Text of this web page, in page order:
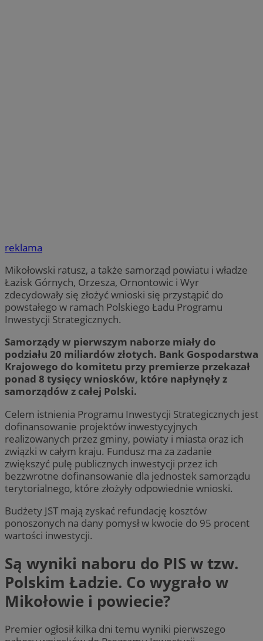
reklama
Mikołowski ratusz, a także samorząd powiatu i władze
Łazisk Górnych, Orzesza, Ornontowic i Wyr
zdecydowały się złożyć wnioski się przystąpić do
powstałego w ramach Polskiego Ładu Programu
Inwestycji Strategicznych.
Samorządy w pierwszym naborze miały do
podziału 20 miliardów złotych. Bank Gospodarstwa
Krajowego do komitetu przy premierze przekazał
ponad 8 tysięcy wniosków, które napłynęły z
samorządów z całej Polski.
Celem istnienia Programu Inwestycji Strategicznych jest
dofinansowanie projektów inwestycyjnych
realizowanych przez gminy, powiaty i miasta oraz ich
związki w całym kraju. Fundusz ma za zadanie
zwiększyć pulę publicznych inwestycji przez ich
bezzwrotne dofinansowanie dla jednostek samorządu
terytorialnego, które złożyły odpowiednie wnioski.
Budżety JST mają zyskać refundację kosztów
ponoszonych na dany pomysł w kwocie do 95 procent
wartości inwestycji.
Są wyniki naboru do PIS w tzw.
Polskim Ładzie. Co wygrało w
Mikołowie i powiecie?
Premier ogłosił kilka dni temu wyniki pierwszego